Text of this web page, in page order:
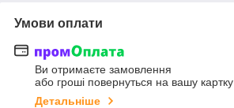
Умови оплати
Ви отримаєте замовлення
або гроші повернуться на вашу картку
Детальніше